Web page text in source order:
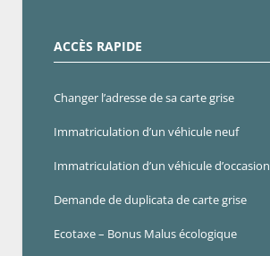
ACCÈS RAPIDE
Changer l’adresse de sa carte grise
Immatriculation d’un véhicule neuf
Immatriculation d’un véhicule d’occasion
Demande de duplicata de carte grise
Ecotaxe – Bonus Malus écologique